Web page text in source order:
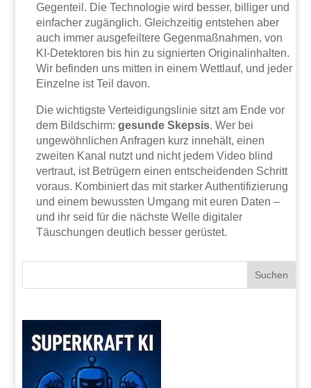
Gegenteil. Die Technologie wird besser, billiger und
einfacher zugänglich. Gleichzeitig entstehen aber
auch immer ausgefeiltere Gegenmaßnahmen, von
KI-Detektoren bis hin zu signierten Originalinhalten.
Wir befinden uns mitten in einem Wettlauf, und jeder
Einzelne ist Teil davon.
Die wichtigste Verteidigungslinie sitzt am Ende vor
dem Bildschirm:gesunde Skepsis. Wer bei
ungewöhnlichen Anfragen kurz innehält, einen
zweiten Kanal nutzt und nicht jedem Video blind
vertraut, ist Betrügern einen entscheidenden Schritt
voraus. Kombiniert das mit starker Authentifizierung
und einem bewussten Umgang mit euren Daten –
und ihr seid für die nächste Welle digitaler
Täuschungen deutlich besser gerüstet.